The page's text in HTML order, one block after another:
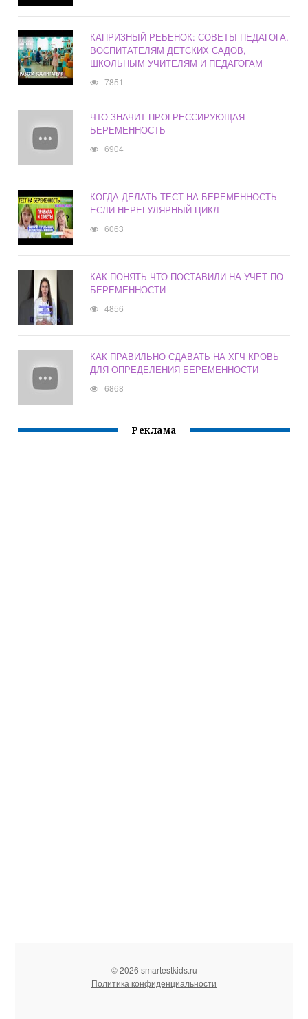
КАПРИЗНЫЙ РЕБЕНОК: СОВЕТЫ ПЕДАГОГА.
ВОСПИТАТЕЛЯМ ДЕТСКИХ САДОВ,
ШКОЛЬНЫМ УЧИТЕЛЯМ И ПЕДАГОГАМ
7851
ЧТО ЗНАЧИТ ПРОГРЕССИРУЮЩАЯ
БЕРЕМЕННОСТЬ
6904
КОГДА ДЕЛАТЬ ТЕСТ НА БЕРЕМЕННОСТЬ
ЕСЛИ НЕРЕГУЛЯРНЫЙ ЦИКЛ
6063
КАК ПОНЯТЬ ЧТО ПОСТАВИЛИ НА УЧЕТ ПО
БЕРЕМЕННОСТИ
4856
КАК ПРАВИЛЬНО СДАВАТЬ НА ХГЧ КРОВЬ
ДЛЯ ОПРЕДЕЛЕНИЯ БЕРЕМЕННОСТИ
6868
Реклама
© 2026 smartestkids.ru
Политика конфиденциальности